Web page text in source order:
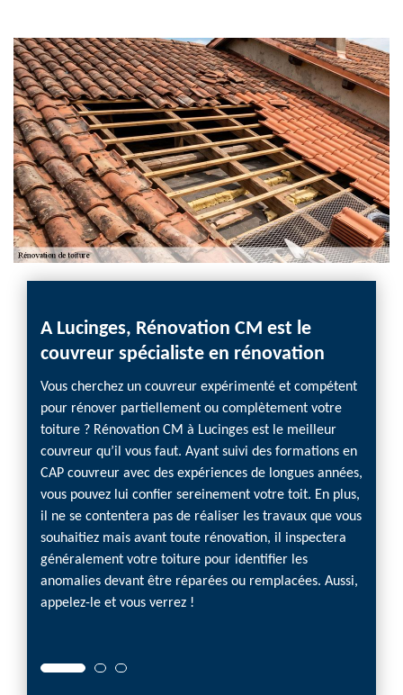
A Lucinges, Rénovation CM est le
couvreur spécialiste en rénovation
Vous cherchez un couvreur expérimenté et compétent
pour rénover partiellement ou complètement votre
toiture ? Rénovation CM à Lucinges est le meilleur
couvreur qu’il vous faut. Ayant suivi des formations en
CAP couvreur avec des expériences de longues années,
vous pouvez lui confier sereinement votre toit. En plus,
il ne se contentera pas de réaliser les travaux que vous
souhaitiez mais avant toute rénovation, il inspectera
généralement votre toiture pour identifier les
anomalies devant être réparées ou remplacées. Aussi,
appelez-le et vous verrez !